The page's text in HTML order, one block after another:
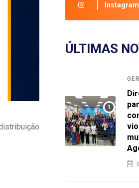
Instagram
ÚLTIMAS